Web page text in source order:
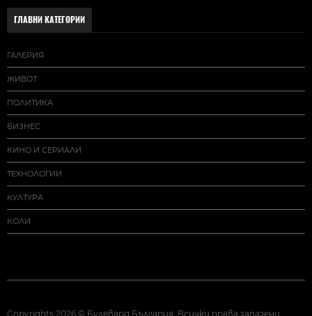
ГЛАВНИ КАТЕГОРИИ
ГАЛЕРИЯ
ЖИВОТ
ПОЛИТИКА
БИЗНЕС
КИНО И СЕРИАЛИ
ТЕХНОЛОГИИ
КУЛТУРА
КОЛИ
Copyrights 2026 © Булевард България. Всички права запазени.